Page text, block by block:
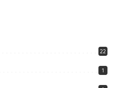
22
1